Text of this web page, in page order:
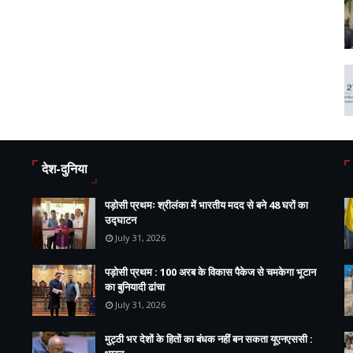
देश-दुनिया
पड़ोसी प्रथमः श्रीलंका में भारतीय मदद से बने 48 घरों का
उद्घाटन
July 31, 2026
पड़ोसी प्रथम : 100 अरब के विकास पैकेज से चमकेगा भूटान
का बुनियादी ढांचा
July 31, 2026
मुट्ठी भर देशों के हितों का बंधक नहीं बन सकता यूएनएससी :